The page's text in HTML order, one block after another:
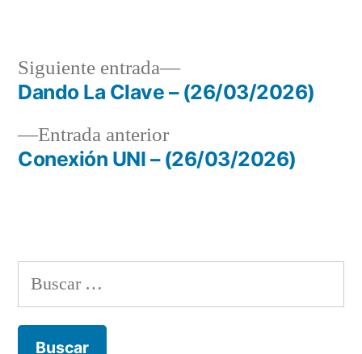
Navegación
deEntrada anteriorEntrada
anterior:
Conexión UNI – (26/03/2026)
Siguiente entrada
Siguiente
entrada:
Dando La Clave – (26/03/2026)
Buscar: